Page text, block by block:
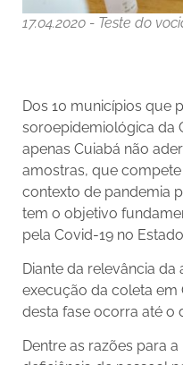
17.04.2020 - Teste do
Dos 10 municípios que
soroepidemiológica da
apenas Cuiabá não
amostras, que
contexto de pandemia
tem o objetivo
pela Covid-19 no
Diante da relevância
execução da coleta em
desta fase ocorra até o
Dentre as razões para